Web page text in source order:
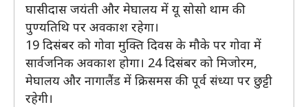
घासीदास जयंती और मेघालय में यू सोसो थाम की
पुण्यतिथि पर अवकाश रहेगा।
19 दिसंबर को गोवा मुक्ति दिवस के मौके पर गोवा में
सार्वजनिक अवकाश होगा। 24 दिसंबर को मिजोरम,
मेघालय और नागालैंड में क्रिसमस की पूर्व संध्या पर छुट्टी
रहेगी।